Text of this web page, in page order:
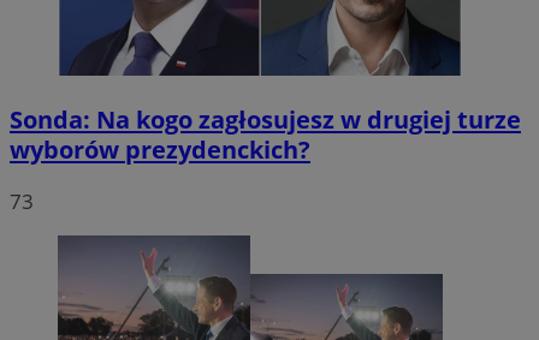
Sonda: Na kogo zagłosujesz w drugiej turze
wyborów prezydenckich?
73